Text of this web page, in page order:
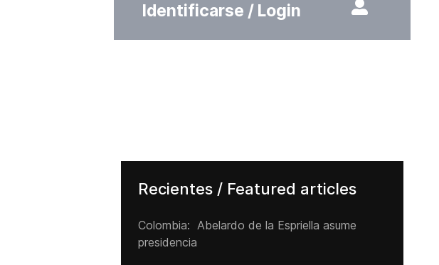
Identificarse / Login
Recientes / Featured articles
Colombia: Abelardo de la Espriella asume
presidencia